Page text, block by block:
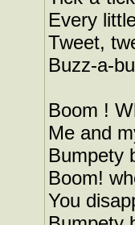
Every
Tweet,
Buzz-a-
Boom !
Me and
Bumpety
Boom!
You